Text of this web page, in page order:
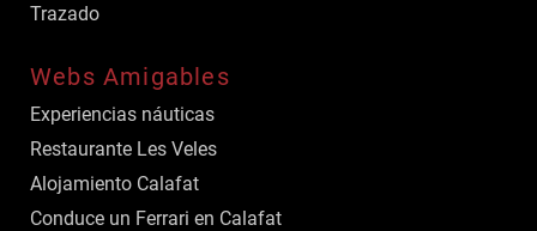
Trazado
Webs Amigables
Experiencias náuticas
Restaurante Les Veles
Alojamiento Calafat
Conduce un Ferrari en Calafat